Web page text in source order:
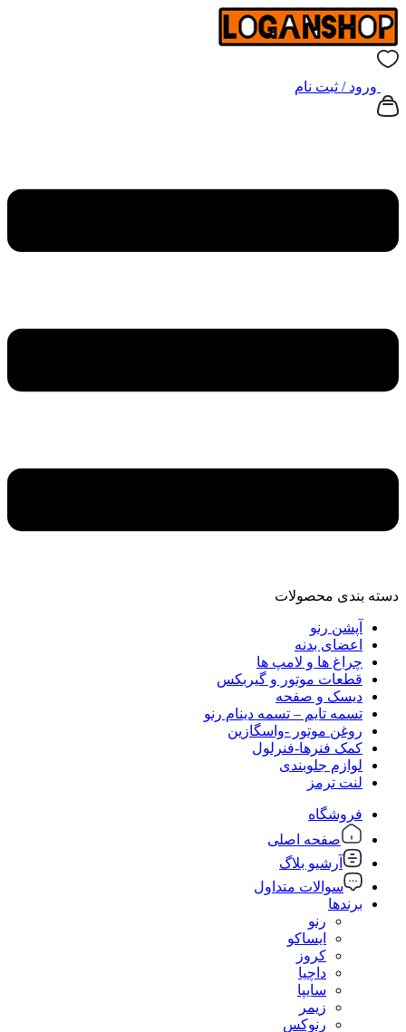
ورود / ثبت نام
دسته‌ بندی محصولات
آپشن رنو
اعضای بدنه
چراغ ها و لامپ ها
قطعات موتور و گیربکس
دیسک و صفحه
تسمه تایم – تسمه دینام رنو
روغن موتور -واسگازین
کمک فنرها-فنرلول
لوازم جلوبندی
لنت ترمز
فروشگاه
صفحه اصلی
آرشیو بلاگ
سوالات متداول
برندها
رنو
ایساکو
کروز
داچیا
سایپا
زیمر
رنوکس